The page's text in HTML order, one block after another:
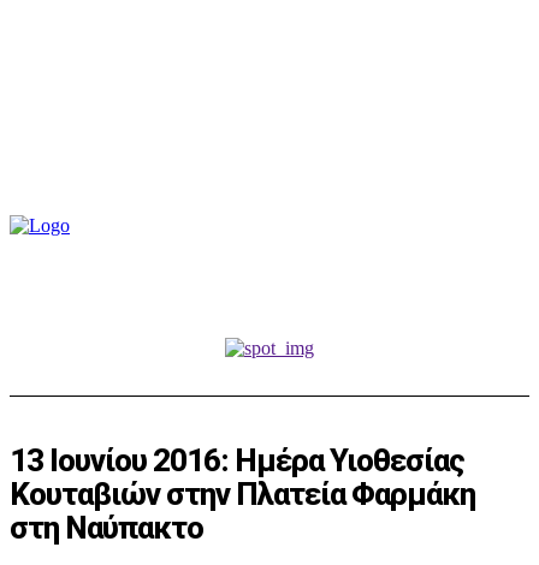
13 Ιουνίου 2016: Ημέρα Υιοθεσίας
Κουταβιών στην Πλατεία Φαρμάκη
στη Ναύπακτο